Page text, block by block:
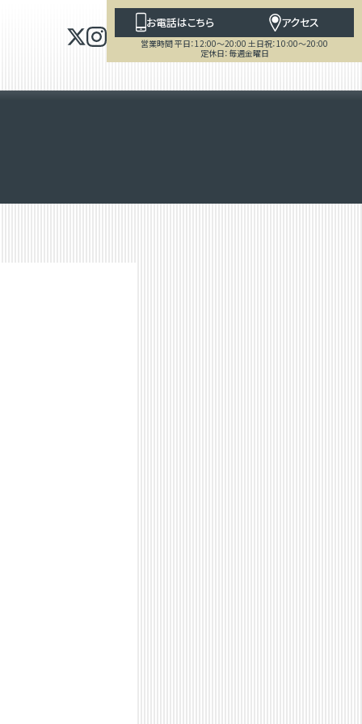
お電話はこちら アクセス
営業時間 平日：12:00～20:00 土日祝：10:00～20:00
定休日：毎週金曜日